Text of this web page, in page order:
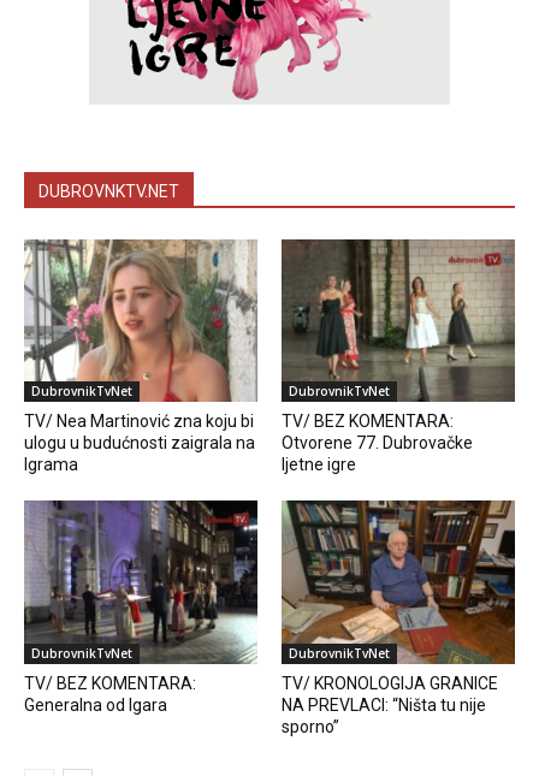
DUBROVNKTV.NET
DubrovnikTvNet
TV/ Nea Martinović zna koju bi
ulogu u budućnosti zaigrala na
Igrama
DubrovnikTvNet
TV/ BEZ KOMENTARA:
Otvorene 77. Dubrovačke
ljetne igre
DubrovnikTvNet
TV/ BEZ KOMENTARA:
Generalna od Igara
DubrovnikTvNet
TV/ KRONOLOGIJA GRANICE
NA PREVLACI: “Ništa tu nije
sporno”